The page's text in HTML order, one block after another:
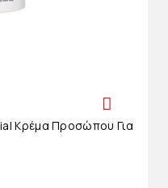
Κρέμα Προσώπου Για